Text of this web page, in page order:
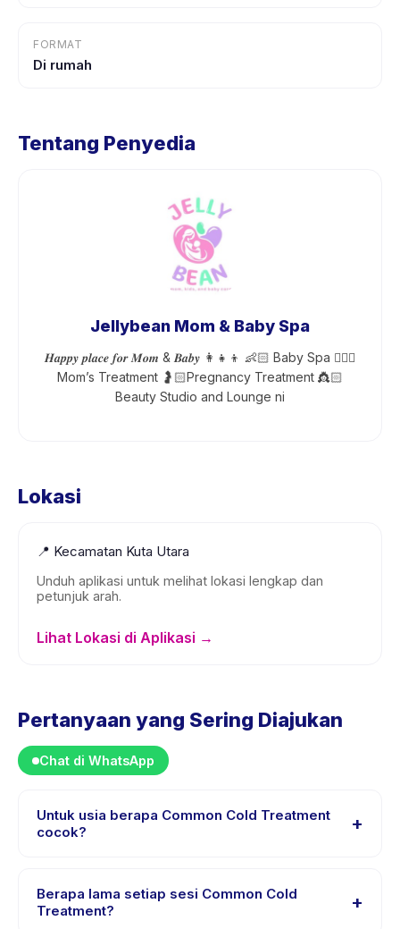
FORMAT
Di rumah
Tentang Penyedia
Jellybean Mom & Baby Spa
𝑯𝒂𝒑𝒑𝒚 𝒑𝒍𝒂𝒄𝒆 𝒇𝒐𝒓 𝑴𝒐𝒎 & 𝑩𝒂𝒃𝒚 👩‍👧‍👦 👶🏻 Baby Spa 💆🏻‍♀️
Mom’s Treatment 🤰🏻Pregnancy Treatment 👸🏻
Beauty Studio and Lounge ni
Lokasi
📍 Kecamatan Kuta Utara
Unduh aplikasi untuk melihat lokasi lengkap dan
petunjuk arah.
Lihat Lokasi di Aplikasi →
Pertanyaan yang Sering Diajukan
Chat di WhatsApp
Untuk usia berapa Common Cold Treatment
cocok?
+
sampai 18 tahun. Instruktur menyesuaikan program
untuk berbagai tingkat kemampuan dalam rentang usia
Berapa lama setiap sesi Common Cold
Treatment?
+